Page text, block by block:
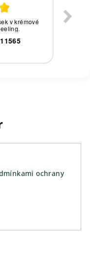
v krémové
ochrany